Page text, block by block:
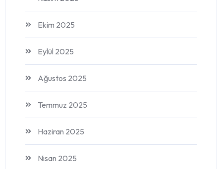
Ekim 2025
Eylül 2025
Ağustos 2025
Temmuz 2025
Haziran 2025
Nisan 2025